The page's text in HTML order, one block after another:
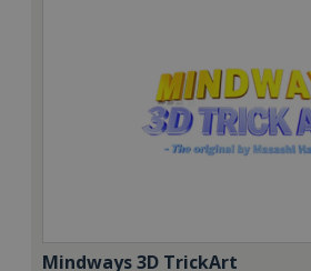
Mindways 3D TrickArt